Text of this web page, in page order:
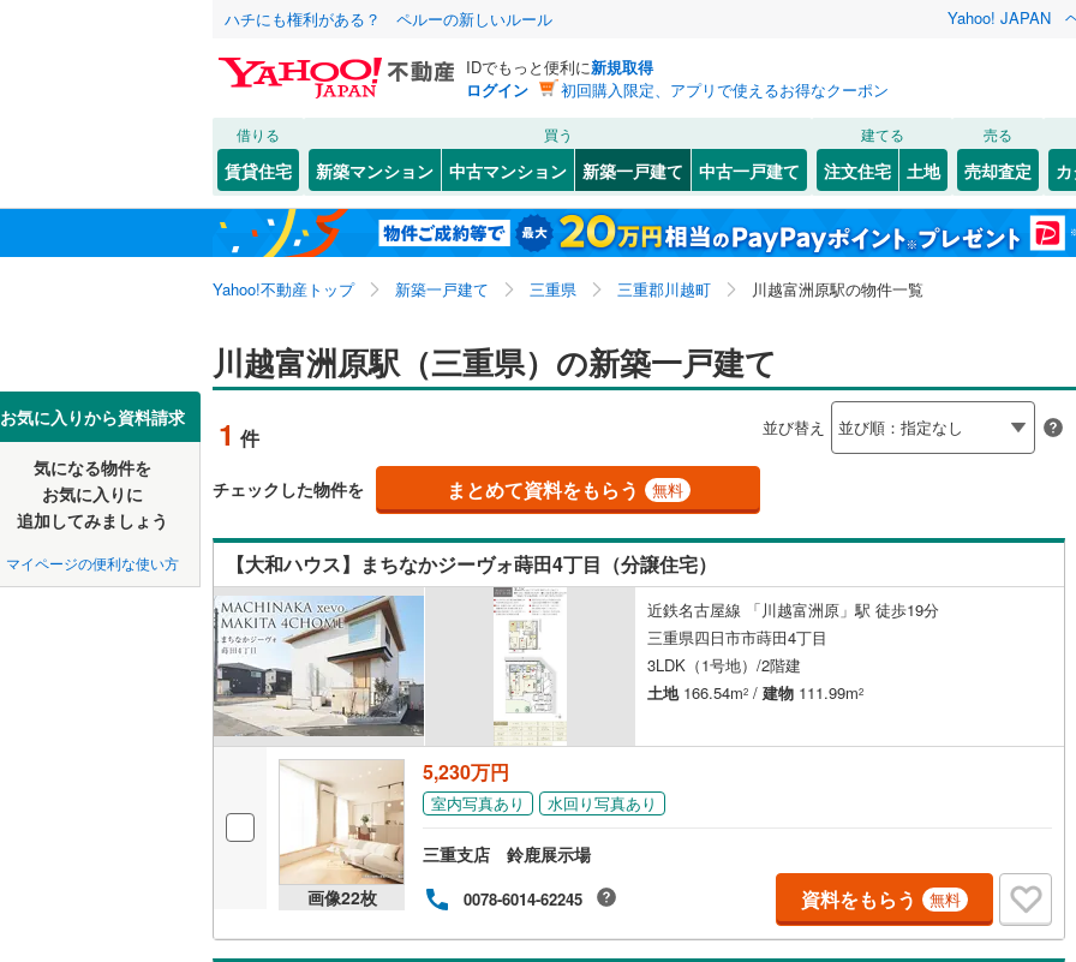
ハチにも権利がある？ ペルーの新しいルール Yahoo! JAPAN
IDでもっと便利に新規取得
ログイン
初回購入限定、アプリで使えるお得なクーポン
借りる
賃貸住宅
買う
新築マンション 中古マンション 新築一戸建て 中古一戸建て
建てる
注文住宅 土地
売る
売却査定
Yahoo!不動産トップ 新築一戸建て 三重県 三重郡川越町 川越富洲原駅の物件一覧
お気に入りから資料請求
気になる物件を
お気に入りに
追加してみましょう
マイページの便利な使い方
川越富洲原駅（三重県）の新築一戸建て
1 件 並び替え
チェックした物件を まとめて資料をもらう 無料
【大和ハウス】まちなかジーヴォ蒔田4丁目（分譲住宅）
近鉄名古屋線 「川越富洲原」駅 徒歩19分
三重県四日市市蒔田4丁目
3LDK（1号地）/2階建
土地166.54m2 / 建物 111.99m2
画像22枚
5,230万円
室内写真あり 水回り写真あり
三重支店 鈴鹿展示場
0078-6014-62245 資料をもらう 無料
北海道 北海道
東北 青森 岩手 宮城 秋田 山形
関東 東京 神奈川 埼玉 千葉
信越・北陸 新潟 長野 富山
三重
近畿 大阪 兵庫
中国 鳥取 島根 岡山 広島 山口
四国 愛媛 高知
九州・沖縄 長崎
該当物件 0件 この条件で検索する
該当物件 0件 この条件で検索する
該当物件 0件
JR 東海道本線（JR東日本）(0) 伊東線(0)
御殿場線(158) 身延線(55)
中央本線（JR東海）(697) 武豊線(150)
太多線 ( 73) 関西本線（JR東海）
草津線(0)
名古屋市営地下鉄名城線
名古屋市営地下鉄桜通線 (399)
私鉄・その他 伊豆急行(2) 伊豆箱根鉄道駿豆線(79)
愛知環状鉄道(582) 長良川鉄道(50)
東海交通事業城北線
)
名古屋臨海高速鉄道あおなみ線
(136
静岡鉄道静岡清水線 大井川鐵道大井川本線
遠州鉄道(309) 豊橋鉄道東田本線(163)
愛知高速交通リニモ(188)
名鉄西尾線(220)
名鉄常滑線( 185)
名鉄知多新線(12)
該当物件 0件 この条件で検索する
(1) (0) 南が丘 (0) (0) (0) (0) (1)
鼓ケ浦
(1)
(2) ( 1) ( 1) (0)
(0)
(2) ) 霞ケ浦
(5)
(3 )
(47) (126) ( 15) (18) (12)
該当物件 0件
こだわり条件 設備
床暖房（0） オール電化（1）
駐車場2台以上（0） ビルトインガレージ（0）
ＴＶモニタ付インターホン
防犯カメラ（ 0）
配置、向き、建ち方、日当たり
角地（0）
平坦地（1）
LD
リビングダイニング15畳以上
）
構造・規模・施工・品質・工法関連
耐震、免震、制震構造
（1）
長期優良住宅（1）
立地
最寄りの駅が始発駅（0） 海まで2km以内（0）
該当物件 0件
検索条件を保存しました
この検索条件の新着物件通知は、 マイページから設定できます。
保存した条件を見る
東海、川越富洲原駅、価格未定を含む、建築条件付き土
地を含む、間取り未定を含む
検索条件を保存する
マイページ
お気に入りリストを見る
閉じる
お気に入りリストを見る
閉じる